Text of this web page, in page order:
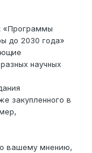
«Программы
до 2030 года»
научных
закупленного в
вашему мнению,